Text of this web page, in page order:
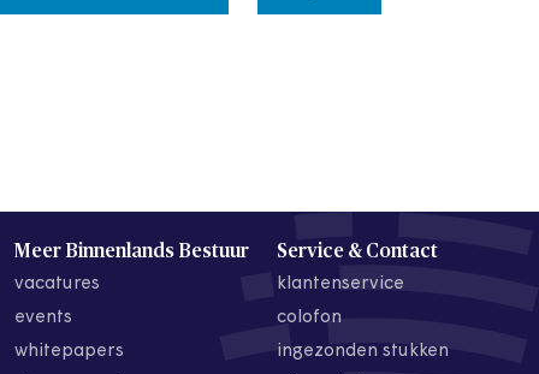
Meer Binnenlands Bestuur
vacatures
events
whitepapers
Service & Contact
klantenservice
colofon
ingezonden stukken